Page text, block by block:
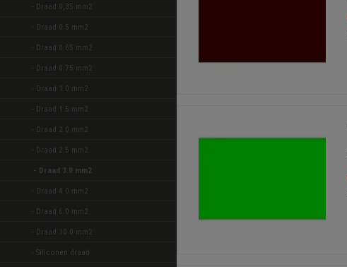
- Draad 0,35 mm2
- Draad 0.5 mm2
- Draad 0.65 mm2
- Draad 0.75 mm2
- Draad 1.0 mm2
- Draad 1.5 mm2
- Draad 2.0 mm2
- Draad 2.5 mm2
- Draad 3.0 mm2
- Draad 4.0 mm2
- Draad 6.0 mm2
- Draad 10.0 mm2
- Siliconen draad